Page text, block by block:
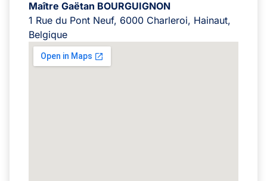
Maître Gaëtan BOURGUIGNON
1 Rue du Pont Neuf, 6000 Charleroi, Hainaut,
Belgique